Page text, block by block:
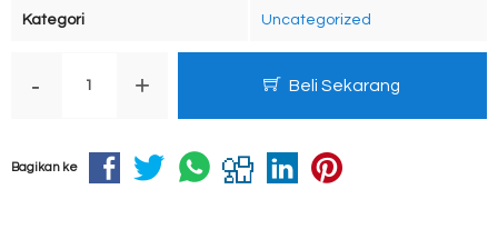
Kategori Uncategorized
- + Beli Sekarang
Bagikan ke